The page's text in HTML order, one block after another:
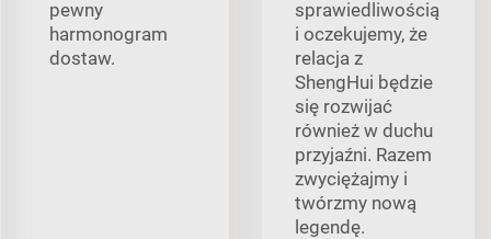
pewny
harmonogram
dostaw.
sprawiedliwością
i oczekujemy, że
relacja z
ShengHui będzie
się rozwijać
również w duchu
przyjaźni. Razem
zwyciężajmy i
twórzmy nową
legendę.